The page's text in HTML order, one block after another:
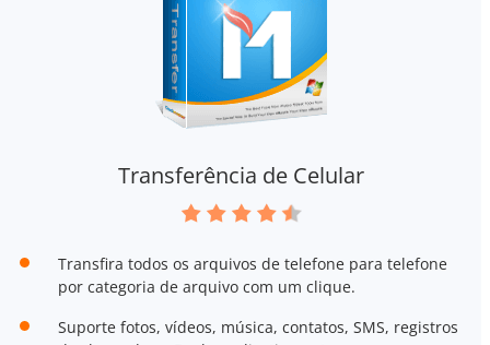
Transferência de Celular
Transfira todos os arquivos de telefone para telefone
por categoria de arquivo com um clique.
Suporte fotos, vídeos, música, contatos, SMS, registros